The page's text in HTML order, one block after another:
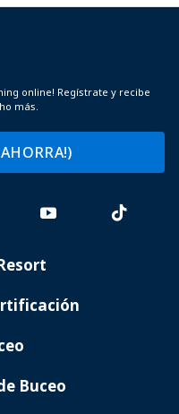
online! Regístrate y recibe
más.
Buceo